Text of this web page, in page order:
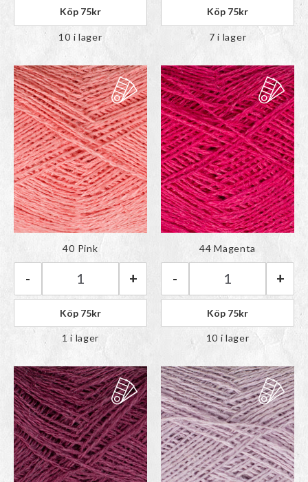
Köp 75kr
10 i lager
Köp 75kr
7 i lager
Färgen har lagts till i
paletten
BC Garn Lino | 40 Pink mängd
- +
40 Pink
Köp 75kr
1 i lager
Färgen har lagts till i
paletten
BC Garn Lino |
- +
44 Magenta
Köp 75kr
10 i lager